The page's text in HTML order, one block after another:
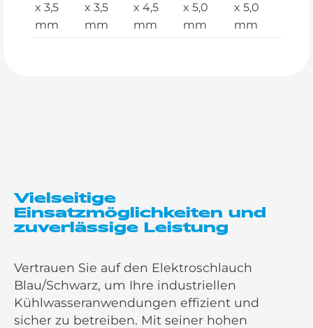
x 3,5
mm
x 3,5
mm
x 4,5
mm
x 5,0
mm
x 5,0
mm
Vielseitige
Einsatzmöglichkeiten und
zuverlässige Leistung
Vertrauen Sie auf den Elektroschlauch
Blau/Schwarz, um Ihre industriellen
Kühlwasseranwendungen effizient und
sicher zu betreiben. Mit seiner hohen